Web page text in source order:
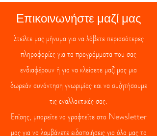
Επικοινωνήστε μαζί μας
Στείλτε μας μήνυμα για να λάβετε περισσότερες
πληροφορίες για τα προγράμματα που σας
ενδιαφέρουν ή για να κλείσετε μαζί μας μια
δωρεάν συνάντηση γνωριμίας και να συζητήσουμε
τις εναλλακτικές σας.
Επίσης, μπορείτε να γραφτείτε στο Newsletter
μας για να λαμβάνετε ειδοποιήσεις για όλα μας τα